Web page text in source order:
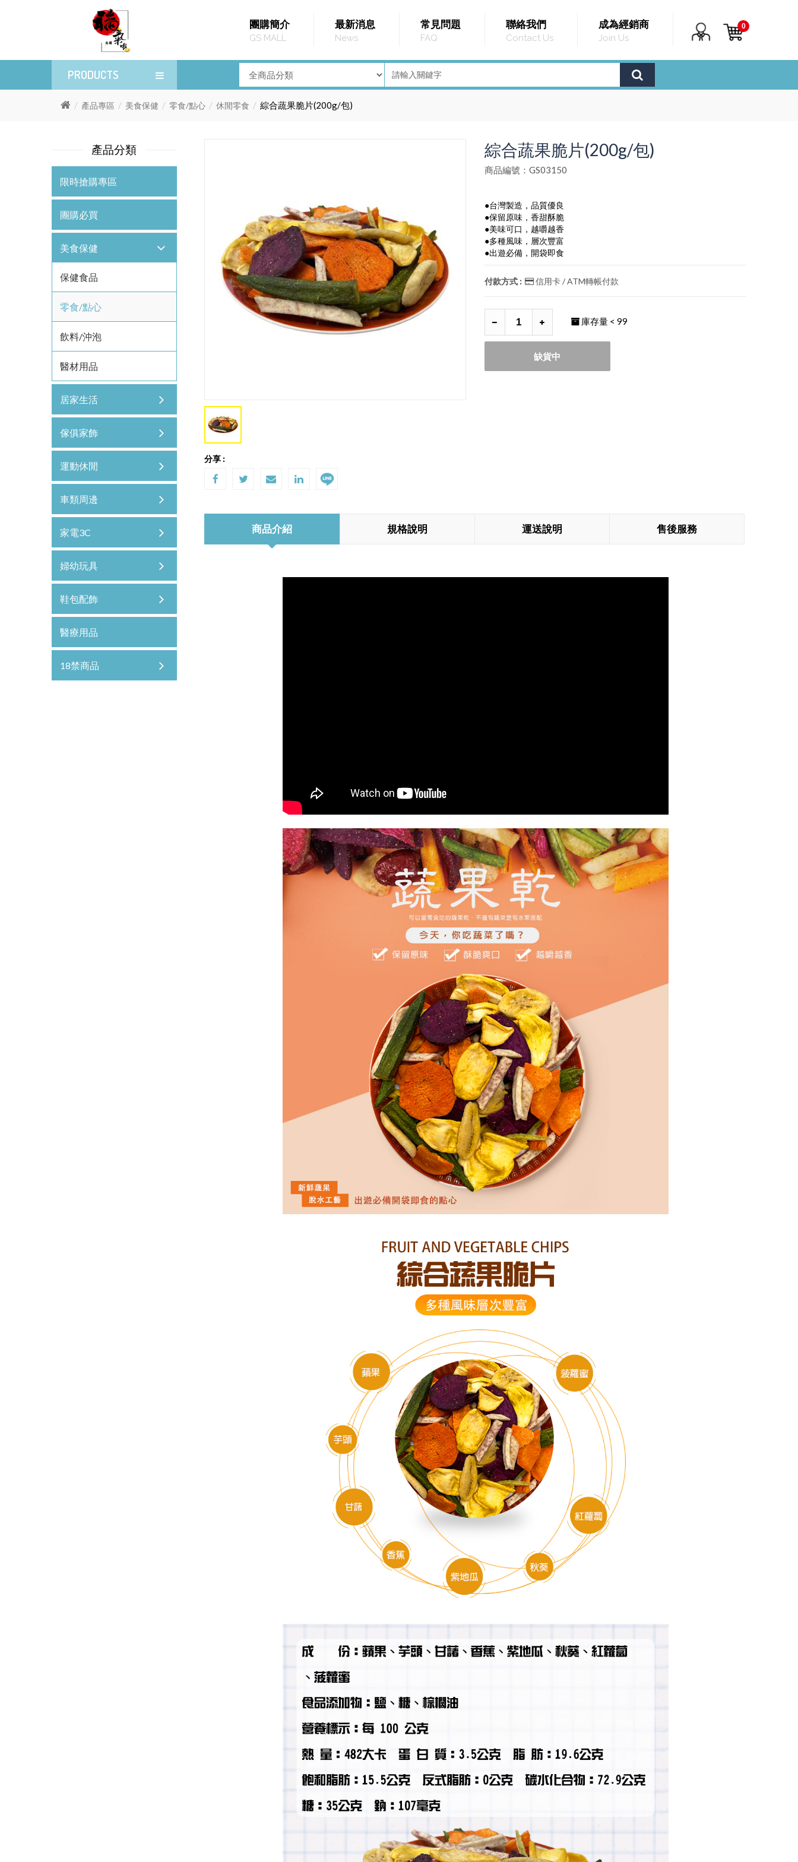
0
團購簡介
GS MALL
最新消息
News
常見問題
FAQ
聯絡我們
Contact Us
成為經銷商
Join Us
PRODUCTS
產品專區 美食保健 零食/點心 休閒零食 綜合蔬果脆片(200g/包)
分享 :
綜合蔬果脆片(200g/包)
商品編號：GS03150
●台灣製造，品質優良
●保留原味，香甜酥脆
●美味可口，越嚼越香
●多種風味，層次豐富
●出遊必備，開袋即食
付款方式 : 信用卡 / ATM轉帳付款
庫存量 < 99
缺貨中
商品介紹 規格說明 運送說明 售後服務
產品分類
限時搶購專區
團購必買
美食保健
保健食品
零食/點心
飲料/沖泡
醫材用品
居家生活
傢俱家飾
運動休閒
車類周邊
家電3C
婦幼玩具
鞋包配飾
醫療用品
18禁商品